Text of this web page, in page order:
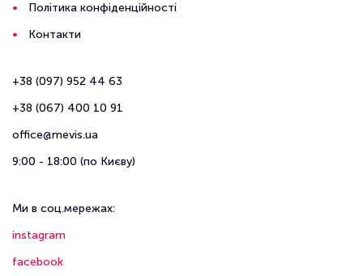
Політика конфіденційності
Контакти
+38 (097) 952 44 63
+38 (067) 400 10 91
office@mevis.ua
9:00 - 18:00 (по Києву)
Ми в соц.мережах:
instagram
facebook